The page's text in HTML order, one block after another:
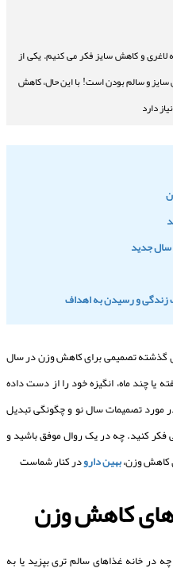
و کاهش سایز فکر می کنیم. یکی از
و سالم بودن است! با این حال، کاهش
دارد
گذشته تصمیمی برای کاهش وزن در سال
یا چند ماه، انگیزه خود را از دست داده
مورد تصمیمات سال نو و چگونگی تبدیل
کنید. چه در یک روال موفق باشید و
کاهش وزن،بهین دارودر کنار شماست
کاهش وزن
در خانه غذاهای سالم تری بپزید یا به